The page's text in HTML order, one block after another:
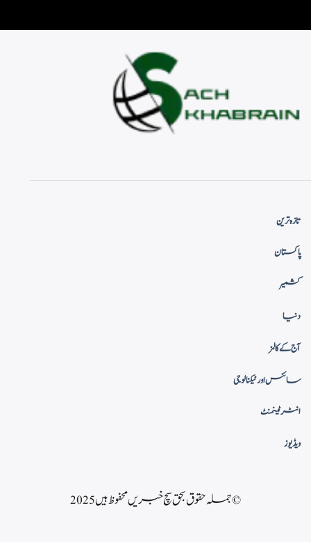
تازہ ترین
پاکستان
کشمیر
دنیا
آج کے کالمز
سائنس اور ٹیکنالوجی
انٹرٹینمنٹ
ویڈیوز
© جملہ حقوق بحق سچ خبریں محفوظ ہیں 2025